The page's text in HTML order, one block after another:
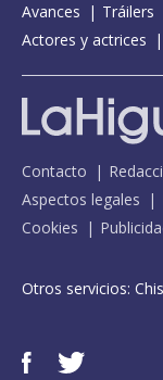
Avances
Tráilers
Actores y actrices
Contacto
Aspectos legales
Cookies
Otros servicios: